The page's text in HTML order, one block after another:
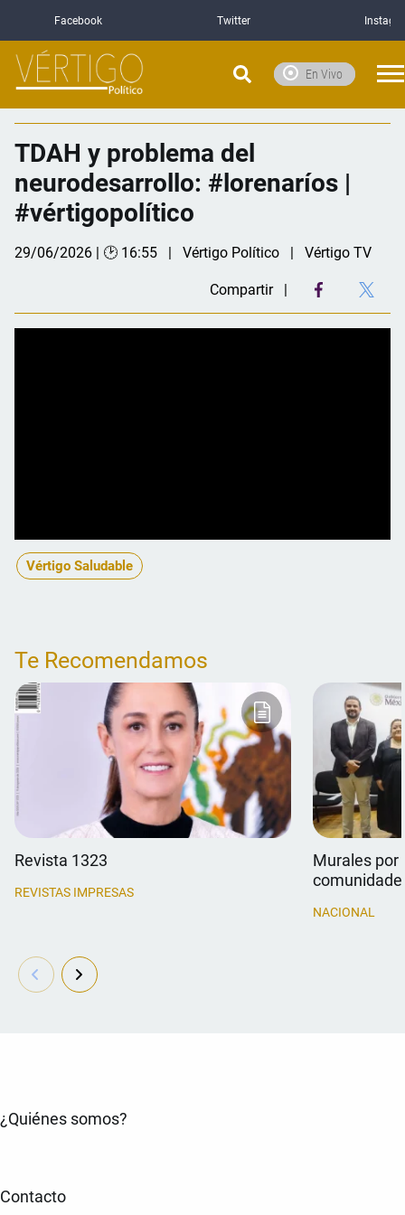
Facebook Twitter
En Vivo
TDAH y problema del
neurodesarrollo: #lorenaríos |
#vértigopolítico
29/06/2026 | 🕑 16:55 Vértigo Político Vértigo TV
Compartir
Vértigo Saludable
Te Recomendamos
Revista 1323
REVISTAS IMPRESAS
Murales por
NACIONAL
¿Quiénes somos?
Contacto